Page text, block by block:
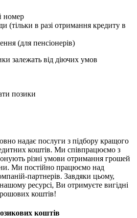
номер
(тільки в разі отримання кредиту в
(для пенсіонерів)
залежать від діючих умов
позики
надає послуги з підбору кращого
коштів. Ми співпрацюємо з
різні умови отримання грошей
Ми постійно працюємо над
партнерів. Завдяки цьому,
ресурсі, Ви отримуєте вигідні
коштів!
коштів